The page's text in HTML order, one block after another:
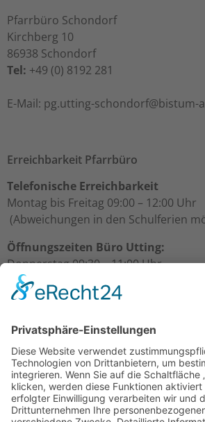
Pfarrbüro Schondorf
Kirchberg 10
86938 Schondorf
Tel: +49 (0) 8192 281
ed.grubsgua-mutsib@frodnohcs-
Erreichbarkeit Pfarrbüro
Telefonische Erreichbarkeit
Montag bis Freitag 09:00 – 12:00 Uhr
(Abweichungen in den Schulferien
Öffnungszeiten Büro Utting:
Donnerstag 09:30 – 11:00 Uhr
Freitag 09:30 – 11:00 Uhr
Freitag 10:00 – 11:00 Uhr
Über uns
Gesamtpfarrgemeinderat